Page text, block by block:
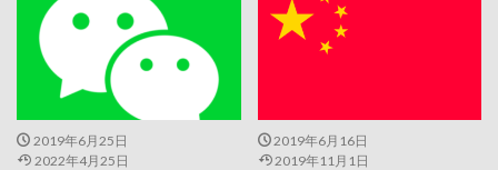
2019年6月25日
2022年4月25日
2019年6月16日
2019年11月1日